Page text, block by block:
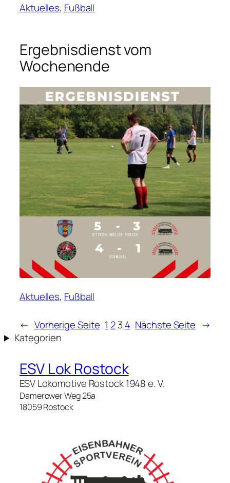
Aktuelles, Fußball
Ergebnisdienst vom
Wochenende
Aktuelles, Fußball
← Vorherige Seite 1 23 4 Nächste Seite →
Kategorien
ESV Lok Rostock
ESV Lokomotive Rostock 1948 e. V.
Damerower Weg 25a
18059 Rostock